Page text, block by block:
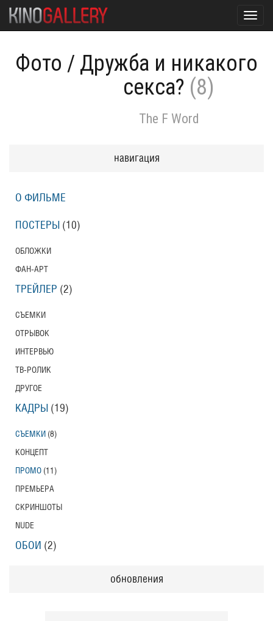
Фото / Дружба и никакого
секса? (8)
The F Word
навигация
О ФИЛЬМЕ
ПОСТЕРЫ (10)
ОБЛОЖКИ
ФАН-АРТ
ТРЕЙЛЕР (2)
СЪЕМКИ
ОТРЫВОК
ИНТЕРВЬЮ
ТВ-РОЛИК
ДРУГОЕ
КАДРЫ (19)
СЪЕМКИ (8)
КОНЦЕПТ
ПРОМО (11)
ПРЕМЬЕРА
СКРИНШОТЫ
NUDE
ОБОИ (2)
обновления